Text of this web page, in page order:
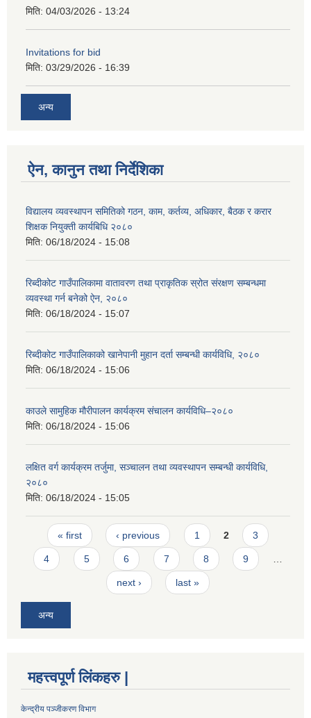
मिति: 04/03/2026 - 13:24
Invitations for bid
मिति: 03/29/2026 - 16:39
अन्य
ऐन, कानुन तथा निर्देशिका
विद्यालय व्यवस्थापन समितिको गठन, काम, कर्तव्य, अधिकार, बैठक र करार
शिक्षक नियुक्ती कार्यबिधि २०८०
मिति: 06/18/2024 - 15:08
रिब्दीकोट गाउँपालिकामा वातावरण तथा प्राकृतिक स्रोत संरक्षण सम्बन्धमा
व्यवस्था गर्न बनेको ऐन, २०८०
मिति: 06/18/2024 - 15:07
रिब्दीकोट गाउँपालिकाको खानेपानी मुहान दर्ता सम्बन्धी कार्यविधि, २०८०
मिति: 06/18/2024 - 15:06
काउले सामुहिक मौरीपालन कार्यक्रम संचालन कार्यविधि–२०८०
मिति: 06/18/2024 - 15:06
लक्षित वर्ग कार्यक्रम तर्जुमा, सञ्चालन तथा व्यवस्थापन सम्बन्धी कार्यविधि,
२०८०
मिति: 06/18/2024 - 15:05
Pages
« first ‹ previous 1 2 3
4 5 6 7 8 9 …
next › last »
अन्य
महत्त्वपूर्ण लिंकहरु |
केन्द्रीय पञ्जीकरण विभाग